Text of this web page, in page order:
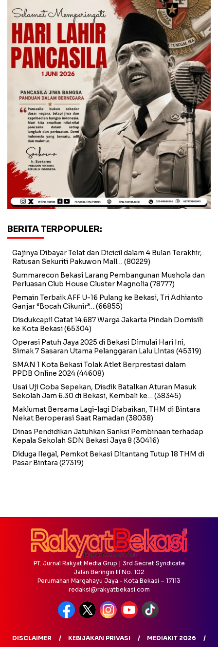
BERITA TERPOPULER:
Gajinya Dibayar Telat dan Dicicil dalam 4 Bulan Terakhir,
Ratusan Sekuriti Pakuwon Mall… (80229)
Summarecon Bekasi Larang Pembangunan Mushola dan
Perluasan Club House Cluster Magnolia (78777)
Pemain Terbaik AFF U-16 Pulang ke Bekasi, Tri Adhianto
Ganjar “Bocah Cikunir”… (66855)
Disdukcapil Catat 14.687 Warga Jakarta Pindah Domisili
ke Kota Bekasi(65304)
Operasi Patuh Jaya 2025 di Bekasi Dimulai Hari Ini,
Simak 7 Sasaran Utama Pelanggaran Lalu Lintas (45319)
SMAN 1 Kota Bekasi Tolak Atlet Berprestasi dalam
PPDB Online 2024(44608)
Usai Uji Coba Sepekan, Disdik Batalkan Aturan Masuk
Sekolah Jam 6.30 di Bekasi, Kembali ke… (38345)
Maklumat Bersama Lagi-lagi Diabaikan, THM di Bintara
Nekat Beroperasi Saat Ramadan (38038)
Dinas Pendidikan Jatuhkan Sanksi Pembinaan terhadap
Kepala Sekolah SDN Bekasi Jaya 8 (30416)
Diduga Ilegal, Pemkot Bekasi Ditantang Tutup 18 THM di
Pasar Bintara (27319)
PT. Jurnal Rakyat Media Grup | 3rd Secret Syndicate
Jalan Beringin III No. 102
Perumahan Margahayu Jaya - Kota Bekasi – 17113
redaksi@rakyatbekasi.com
DISCLAIMER KEBIJAKAN PRIVASI MEDIAKIT 2026